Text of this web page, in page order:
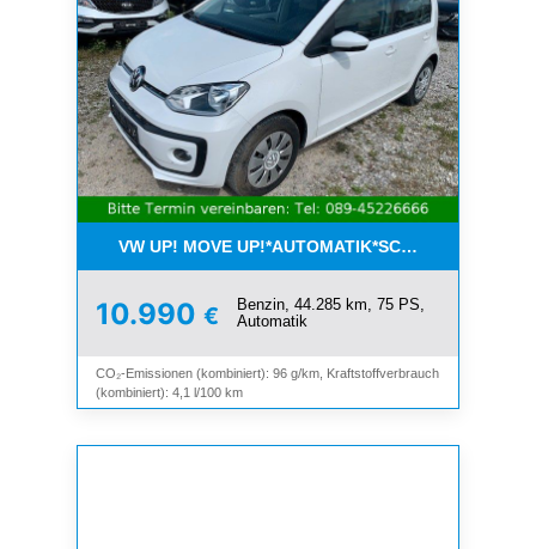
VW UP! MOVE
10.990 €
Benzin, 44.285 km, 75 PS,
Automatik
CO₂-Emissionen (kombiniert): 96 g/km, Kraftstoffverbrauch
(kombiniert): 4,1 l/100 km